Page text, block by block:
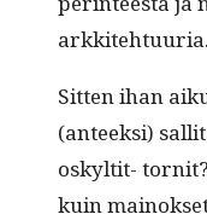
arkkitehtuuria.
Sit­ten ihan
(anteek­si)
oskyltit-
kuin